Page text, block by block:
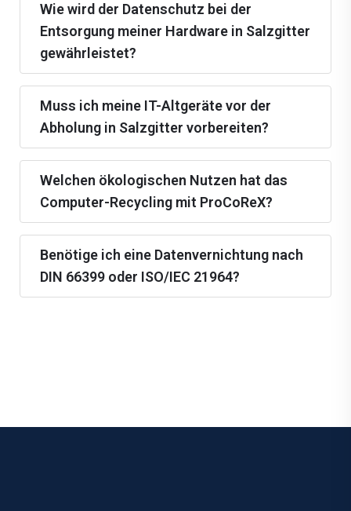
Wie wird der Datenschutz bei der
Entsorgung meiner Hardware in Salzgitter
gewährleistet?
Muss ich meine IT-Altgeräte vor der
Abholung in Salzgitter vorbereiten?
Welchen ökologischen Nutzen hat das
Computer-Recycling mit ProCoReX?
Benötige ich eine Datenvernichtung nach
DIN 66399 oder ISO/IEC 21964?